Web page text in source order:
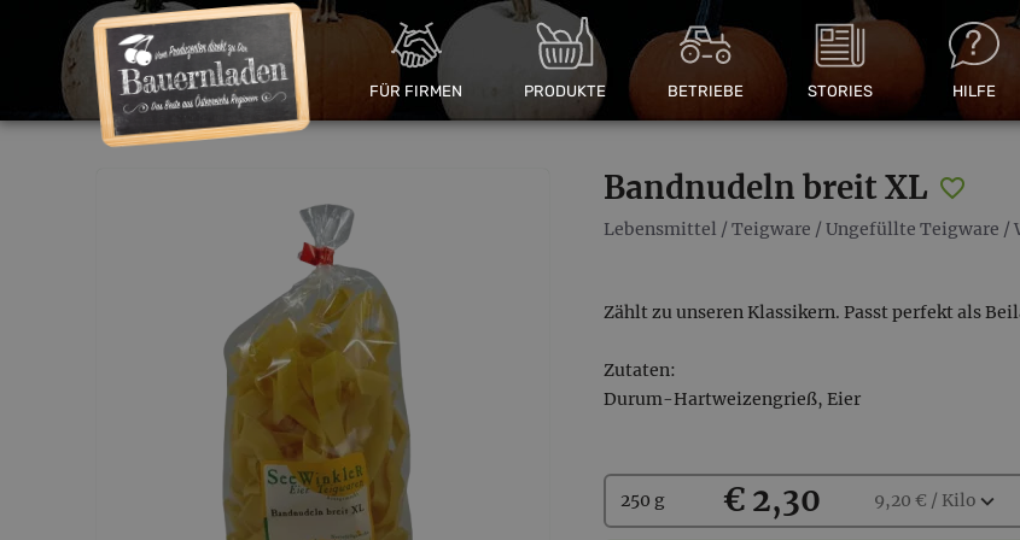
FÜR FIRMEN PRODUKTE BETRIEBE STORIES HILFE
Bandnudeln breit XL
Lebensmittel / Teigware / Ungefüllte Teigware /
Zählt zu unseren Klassikern. Passt perfekt als
Zutaten:
Durum-Hartweizengrieß, Eier
Kaufen
Wählen
Sie
250 g € 2,30 9,20 € / Kiloexpand_more